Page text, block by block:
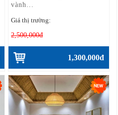
vành...
Giá thị trường:
2,500,000đ
1,300,000đ